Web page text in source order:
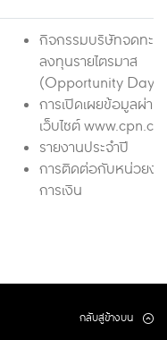
กิจกรรมบริษัทจดทะเ
ลงทุนรายไตรมาส
(Opportunity Day)
การเปิดเผยข้อมูลผ่าน
เว็บไซต์
รายงานประจำปี
การติดต่อกับหน่วยงา
การเงิน
กลับสู่ข้างบน